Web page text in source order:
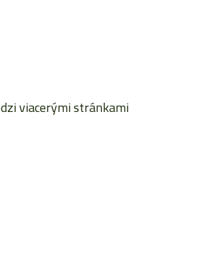
viacerými stránkami